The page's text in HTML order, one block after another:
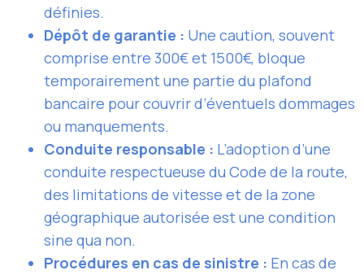
définies.
Dépôt de garantie : Une caution, souvent
comprise entre 300€ et 1500€, bloque
temporairement une partie du plafond
bancaire pour couvrir d’éventuels dommages
ou manquements.
Conduite responsable : L’adoption d’une
conduite respectueuse du Code de la route,
des limitations de vitesse et de la zone
géographique autorisée est une condition
sine qua non.
Procédures en cas de sinistre : En cas de